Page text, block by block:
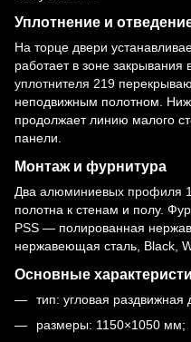
Уплотнение и
На торце двери
работает в зоне закрывания
уплотнителя 219
неподвижным полотном.
продолжает линию малого
панели.
Монтаж и фурнитура
Два алюминиевых профиля
полотна к стенам и полу.
PSS — полированная
нержавеющая сталь, Black,
Основные
тип: угловая
размеры: 1150×1050 мм;